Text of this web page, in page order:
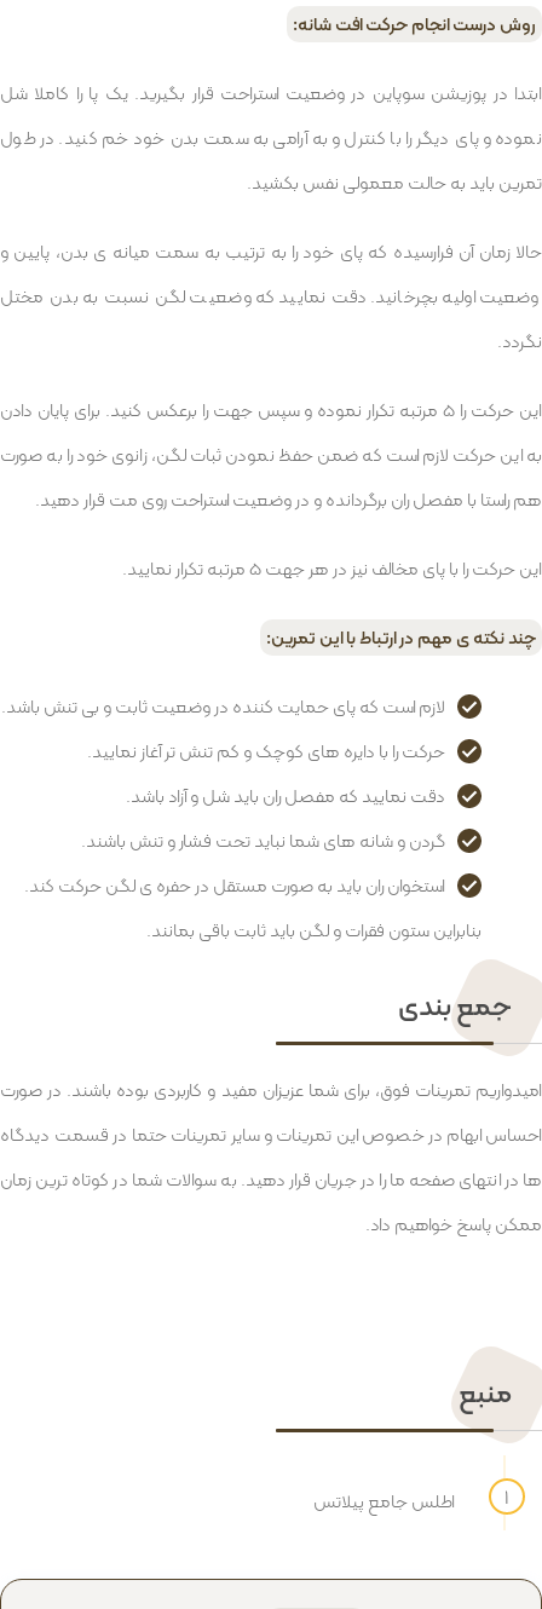
روش درست انجام حرکت افت شانه:
ابتدا در پوزیشن سوپاین در وضعیت استراحت قرار بگیرید. یک پا را کاملا شل
نموده و پای دیگر را با کنترل و به آرامی به سمت بدن خود خم کنید. در طول
تمرین باید به حالت معمولی نفس بکشید.
حالا زمان آن فرارسیده که پای خود را به ترتیب به سمت میانه ی بدن، پایین و
وضعیت اولیه بچرخانید. دقت نمایید که وضعیت لگن نسبت به بدن مختل
نگردد.
این حرکت را 5 مرتبه تکرار نموده و سپس جهت را برعکس کنید. برای پایان دادن
به این حرکت لازم است که ضمن حفظ نمودن ثبات لگن، زانوی خود را به صورت
هم راستا با مفصل ران برگردانده و در وضعیت استراحت روی مت قرار دهید.
این حرکت را با پای مخالف نیز در هر جهت 5 مرتبه تکرار نمایید.
چند نکته ی مهم در ارتباط با این تمرین:
لازم است که پای حمایت کننده در وضعیت ثابت و بی تنش باشد.
حرکت را با دایره های کوچک و کم تنش تر آغاز نمایید.
دقت نمایید که مفصل ران باید شل و آزاد باشد.
گردن و شانه های شما نباید تحت فشار و تنش باشند.
استخوان ران باید به صورت مستقل در حفره ی لگن حرکت کند.
بنابراین ستون فقرات و لگن باید ثابت باقی بمانند.
جمع بندی
امیدواریم تمرینات فوق، برای شما عزیزان مفید و کاربردی بوده باشند. در صورت
احساس ابهام در خصوص این تمرینات و سایر تمرینات حتما در قسمت دیدگاه
ها در انتهای صفحه ما را در جریان قرار دهید. به سوالات شما در کوتاه ترین زمان
ممکن پاسخ خواهیم داد.
منبع
اطلس جامع پیلاتس